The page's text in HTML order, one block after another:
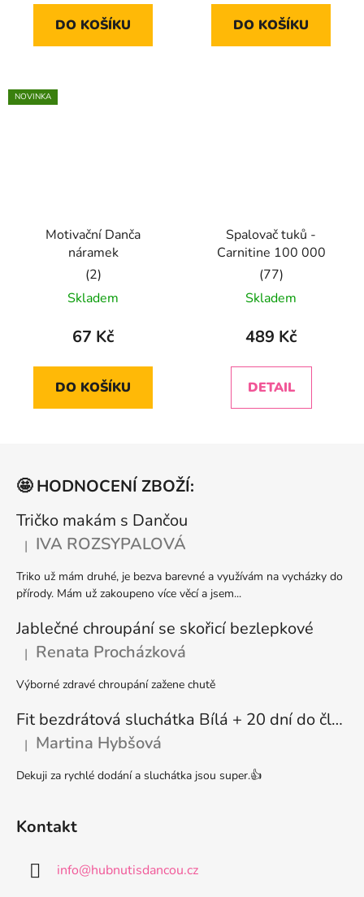
5,0
z
DO KOŠÍKU
5,0
z
DO KOŠÍKU
NOVINKA
Motivační Danča
náramek
Průměrné
hodnocení
produktu
5,0
z
Skladem
67 Kč
DO KOŠÍKU
Spalovač tuků -
Carnitine 100 000
Průměrné
hodnocení
produktu
5,0
z
Skladem
489 Kč
DETAIL
🤩 HODNOCENÍ ZBOŽÍ:
Tričko makám s Dančou
Hodnocení produktu je 5 z 5 hvězdiček.
| IVA ROZSYPALOVÁ
Triko už mám druhé, je bezva barevné a využívám na vycházky do
přírody. Mám už zakoupeno více věcí a jsem...
Jablečné chroupání se skořicí bezlepkové
Hodnocení produktu je 5 z 5 hvězdiček.
| Renata Procházková
Výborné zdravé chroupání zažene chutě
Fit bezdrátová sluchátka Bílá + 20 dní do členství + seznam písniček i audioknih
Hodnocení produktu je 5 z 5 hvězdiček.
| Martina Hybšová
Dekuji za rychlé dodání a sluchátka jsou super.👍
Kontakt
info@hubnutisdancou.cz